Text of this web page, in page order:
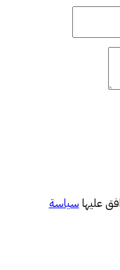
عليها سياسة